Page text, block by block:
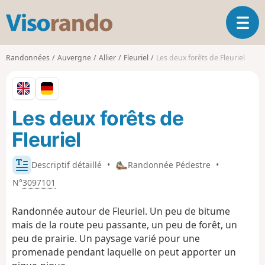
s
o
o
O
u
v
Randonnées Auvergne Allier Fleuriel Les deux forêts de Fleuriel
Descriptif détaillé • Randonnée Pédestre •
N°3097101
Les deux forêts de
Fleuriel
Randonnée autour de Fleuriel. Un peu de bitume
mais de la route peu passante, un peu de forêt, un
peu de prairie. Un paysage varié pour une
promenade pendant laquelle on peut apporter un